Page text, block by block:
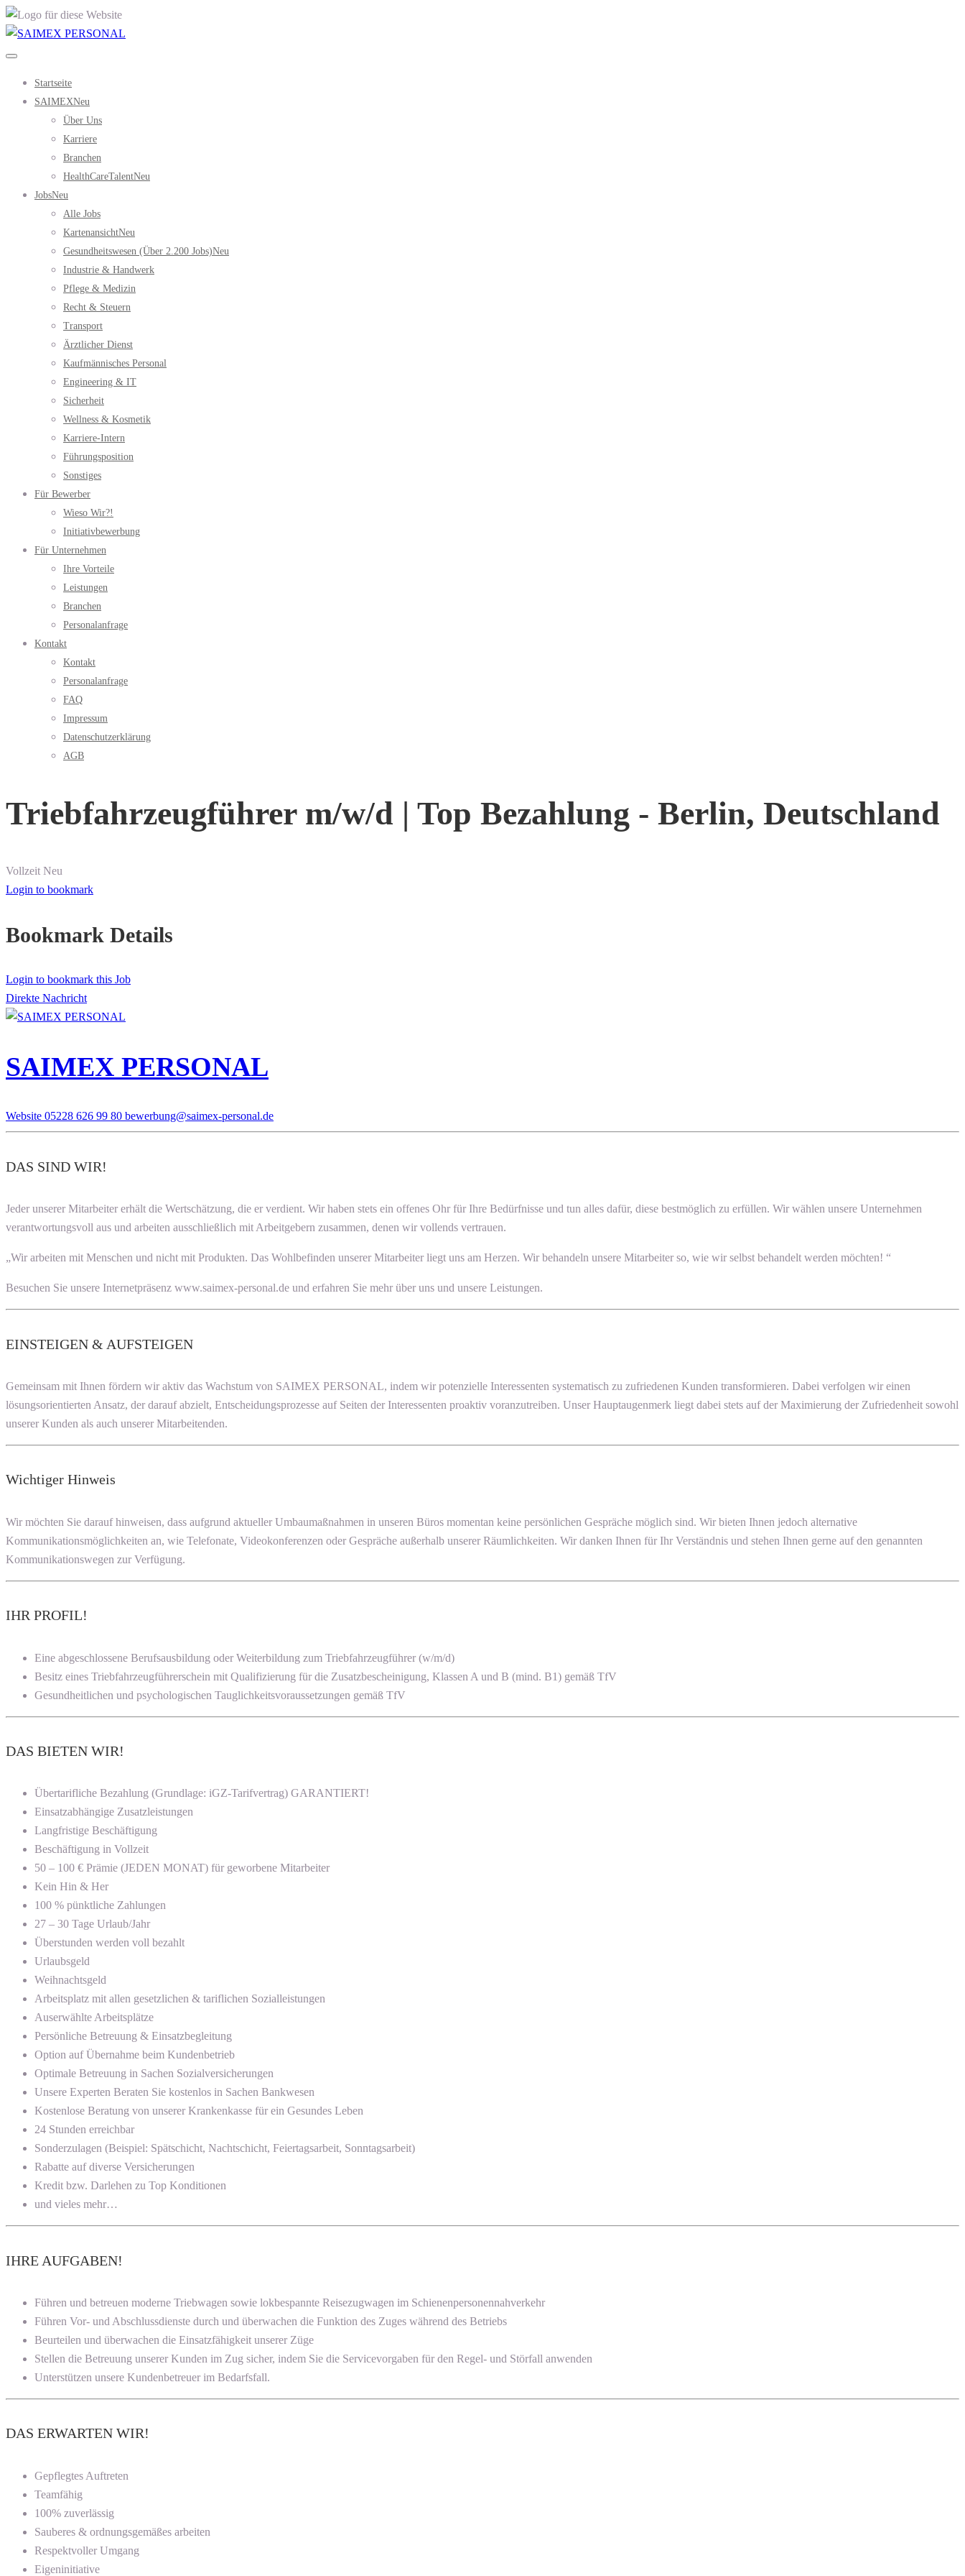
Startseite
SAIMEXNeu
Über Uns
Karriere
Branchen
HealthCareTalentNeu
JobsNeu
Alle Jobs
KartenansichtNeu
Gesundheitswesen (über 2.200 Jobs)Neu
Industrie & Handwerk
Pflege & Medizin
Recht & Steuern
Transport
Ärztlicher Dienst
Kaufmännisches Personal
Engineering & IT
Sicherheit
Wellness & Kosmetik
Karriere-Intern
Führungsposition
Sonstiges
Für Bewerber
Wieso Wir?!
Initiativbewerbung
Für Unternehmen
Ihre Vorteile
Leistungen
Branchen
Personalanfrage
Kontakt
Kontakt
Personalanfrage
FAQ
Impressum
Datenschutzerklärung
AGB
Triebfahrzeugführer m/w/d | Top Bezahlung - Berlin, Deutschland
Vollzeit Neu
Login to bookmark
Bookmark Details
Login to bookmark this Job
Direkte Nachricht
SAIMEX PERSONAL
Website 05228 626 99 80 bewerbung@saimex-personal.de
DAS SIND WIR!
Jeder unserer Mitarbeiter erhält die Wertschätzung, die er verdient. Wir haben stets ein offenes Ohr für Ihre Bedürfnisse und tun alles dafür, diese bestmöglich zu erfüllen. Wir wählen unsere Unternehmen
verantwortungsvoll aus und arbeiten ausschließlich mit Arbeitgebern zusammen, denen wir vollends vertrauen.
„Wir arbeiten mit Menschen und nicht mit Produkten. Das Wohlbefinden unserer Mitarbeiter liegt uns am Herzen. Wir behandeln unsere Mitarbeiter so, wie wir selbst behandelt werden möchten! “
Besuchen Sie unsere Internetpräsenz www.saimex-personal.de und erfahren Sie mehr über uns und unsere Leistungen.
EINSTEIGEN & AUFSTEIGEN
Gemeinsam mit Ihnen fördern wir aktiv das Wachstum von SAIMEX PERSONAL, indem wir potenzielle Interessenten systematisch zu zufriedenen Kunden transformieren. Dabei verfolgen wir einen
lösungsorientierten Ansatz, der darauf abzielt, Entscheidungsprozesse auf Seiten der Interessenten proaktiv voranzutreiben. Unser Hauptaugenmerk liegt dabei stets auf der Maximierung der Zufriedenheit sowohl
unserer Kunden als auch unserer Mitarbeitenden.
Wichtiger Hinweis
Wir möchten Sie darauf hinweisen, dass aufgrund aktueller Umbaumaßnahmen in unseren Büros momentan keine persönlichen Gespräche möglich sind. Wir bieten Ihnen jedoch alternative
Kommunikationsmöglichkeiten an, wie Telefonate, Videokonferenzen oder Gespräche außerhalb unserer Räumlichkeiten. Wir danken Ihnen für Ihr Verständnis und stehen Ihnen gerne auf den genannten
Kommunikationswegen zur Verfügung.
IHR PROFIL!
Eine abgeschlossene Berufsausbildung oder Weiterbildung zum Triebfahrzeugführer (w/m/d)
Besitz eines Triebfahrzeugführerschein mit Qualifizierung für die Zusatzbescheinigung, Klassen A und B (mind. B1) gemäß TfV
Gesundheitlichen und psychologischen Tauglichkeitsvoraussetzungen gemäß TfV
DAS BIETEN WIR!
Übertarifliche Bezahlung (Grundlage: iGZ-Tarifvertrag) GARANTIERT!
Einsatzabhängige Zusatzleistungen
Langfristige Beschäftigung
Beschäftigung in Vollzeit
50 – 100 € Prämie (JEDEN MONAT) für geworbene Mitarbeiter
Kein Hin & Her
100 % pünktliche Zahlungen
27 – 30 Tage Urlaub/Jahr
Überstunden werden voll bezahlt
Urlaubsgeld
Weihnachtsgeld
Arbeitsplatz mit allen gesetzlichen & tariflichen Sozialleistungen
Auserwählte Arbeitsplätze
Persönliche Betreuung & Einsatzbegleitung
Option auf Übernahme beim Kundenbetrieb
Optimale Betreuung in Sachen Sozialversicherungen
Unsere Experten Beraten Sie kostenlos in Sachen Bankwesen
Kostenlose Beratung von unserer Krankenkasse für ein Gesundes Leben
24 Stunden erreichbar
Sonderzulagen (Beispiel: Spätschicht, Nachtschicht, Feiertagsarbeit, Sonntagsarbeit)
Rabatte auf diverse Versicherungen
Kredit bzw. Darlehen zu Top Konditionen
und vieles mehr…
IHRE AUFGABEN!
Führen und betreuen moderne Triebwagen sowie lokbespannte Reisezugwagen im Schienenpersonennahverkehr
Führen Vor- und Abschlussdienste durch und überwachen die Funktion des Zuges während des Betriebs
Beurteilen und überwachen die Einsatzfähigkeit unserer Züge
Stellen die Betreuung unserer Kunden im Zug sicher, indem Sie die Servicevorgaben für den Regel- und Störfall anwenden
Unterstützen unsere Kundenbetreuer im Bedarfsfall.
DAS ERWARTEN WIR!
Gepflegtes Auftreten
Teamfähig
100% zuverlässig
Sauberes & ordnungsgemäßes arbeiten
Respektvoller Umgang
Eigeninitiative